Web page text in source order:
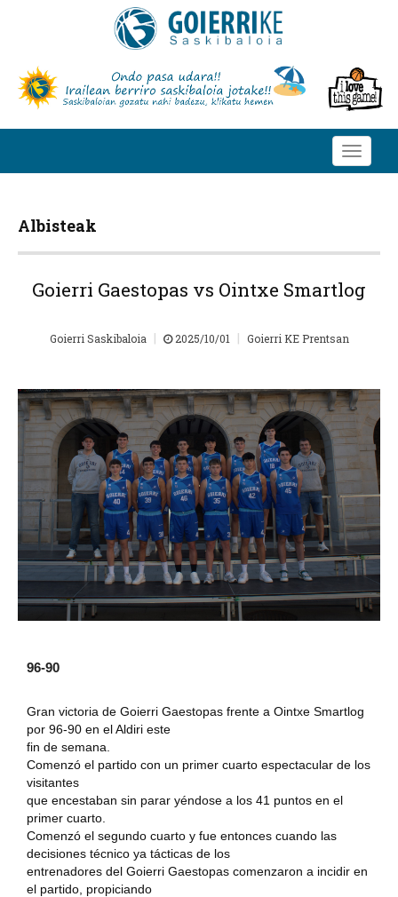
Toggle
Albisteak
Goierri Gaestopas vs Ointxe Smartlog
Goierri Saskibaloia | 2025/10/01 | Goierri KE Prentsan
96-90
Gran victoria de Goierri Gaestopas frente a Ointxe Smartlog
por 96-90 en el Aldiri este
fin de semana.
Comenzó el partido con un primer cuarto espectacular de los
visitantes
que encestaban sin parar yéndose a los 41 puntos en el
primer cuarto.
Comenzó el segundo cuarto y fue entonces cuando las
decisiones técnico ya tácticas de los
entrenadores del Goierri Gaestopas comenzaron a incidir en
el partido, propiciando